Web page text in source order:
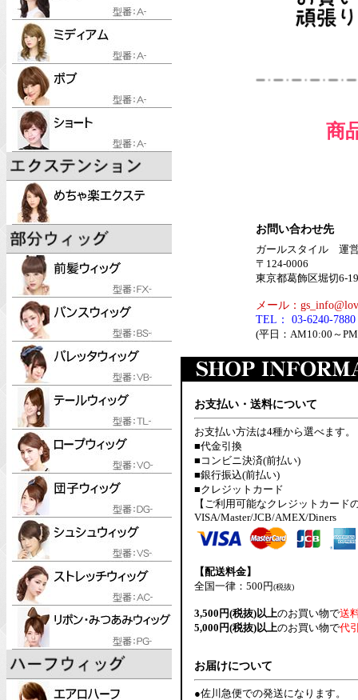
商
お問い合わせ先
ガールスタイル 運
〒124-0006
東京都葛飾区堀切6-
メール：
TEL： 03-6240-7880
(平日：AM10:00～
お支払い・送料について
お支払い方法は4種から選べます。
■代金引換
■コンビニ決済(前払い)
■銀行振込(前払い)
■クレジットカード
【ご利用可能なクレジットカード
VISA/Master/JCB/AMEX/Diners
【配送料金】
全国一律：500円(税抜)
3,500円(税抜)以上のお買い物で送
5,000円(税抜)以上のお買い物で代
お届けについて
●佐川急便での発送になります。